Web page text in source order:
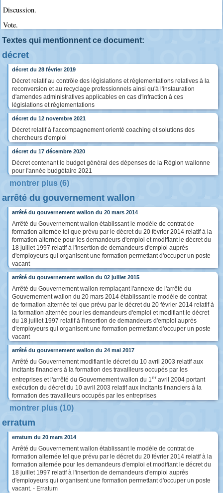
Discussion.
Vote.
Textes qui mentionnent ce document:
décret
décret du 28 février 2019
Décret relatif au contrôle des législations et réglementations relatives à la
reconversion et au recyclage professionnels ainsi qu'à l'instauration
d'amendes administratives applicables en cas d'infraction à ces
législations et réglementations
décret du 12 novembre 2021
Décret relatif à l'accompagnement orienté coaching et solutions des
chercheurs d'emploi
décret du 17 décembre 2020
Décret contenant le budget général des dépenses de la Région wallonne
pour l'année budgétaire 2021
montrer plus (6)
arrêté du gouvernement wallon
arrêté du gouvernement wallon du 20 mars 2014
Arrêté du Gouvernement wallon établissant le modèle de contrat de
formation alternée tel que prévu par le décret du 20 février 2014 relatif à la
formation alternée pour les demandeurs d'emploi et modifiant le décret du
18 juillet 1997 relatif à l'insertion de demandeurs d'emploi auprès
d'employeurs qui organisent une formation permettant d'occuper un poste
vacant
arrêté du gouvernement wallon du 02 juillet 2015
Arrêté du Gouvernement wallon remplaçant l'annexe de l'arrêté du
Gouvernement wallon du 20 mars 2014 établissant le modèle de contrat
de formation alternée tel que prévu par le décret du 20 février 2014 relatif à
la formation alternée pour les demandeurs d'emploi et modifiant le décret
du 18 juillet 1997 relatif à l'insertion de demandeurs d'emploi auprès
d'employeurs qui organisent une formation permettant d'occuper un poste
vacant
arrêté du gouvernement wallon du 24 mai 2017
Arrêté du Gouvernement modifiant le décret du 10 avril 2003 relatif aux
incitants financiers à la formation des travailleurs occupés par les
entreprises et l'arrêté du Gouvernement wallon du 1er avril 2004 portant
exécution du décret du 10 avril 2003 relatif aux incitants financiers à la
formation des travailleurs occupés par les entreprises
montrer plus (10)
erratum
erratum du 20 mars 2014
Arrêté du Gouvernement wallon établissant le modèle de contrat de
formation alternée tel que prévu par le décret du 20 février 2014 relatif à la
formation alternée pour les demandeurs d'emploi et modifiant le décret du
18 juillet 1997 relatif à l'insertion de demandeurs d'emploi auprès
d'employeurs qui organisent une formation permettant d'occuper un poste
vacant. - Erratum